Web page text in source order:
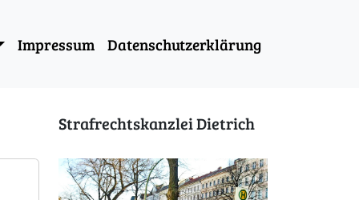
Impressum Datenschutzerklärung
Strafrechtskanzlei Dietrich